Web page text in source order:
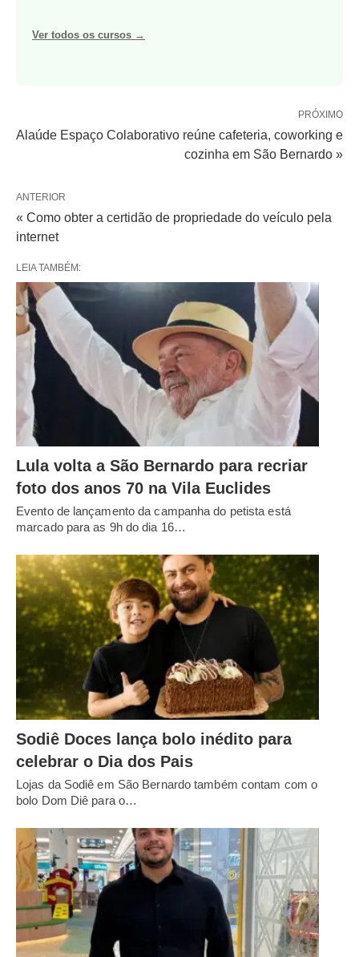
Ver todos os cursos →
PRÓXIMO
Alaúde Espaço Colaborativo reúne cafeteria, coworking e
cozinha em São Bernardo »
ANTERIOR
« Como obter a certidão de propriedade do veículo pela
internet
LEIA TAMBÉM:
Lula volta a São Bernardo para recriar
foto dos anos 70 na Vila Euclides
Evento de lançamento da campanha do petista está
marcado para as 9h do dia 16…
Sodiê Doces lança bolo inédito para
celebrar o Dia dos Pais
Lojas da Sodiê em São Bernardo também contam com o
bolo Dom Diê para o…